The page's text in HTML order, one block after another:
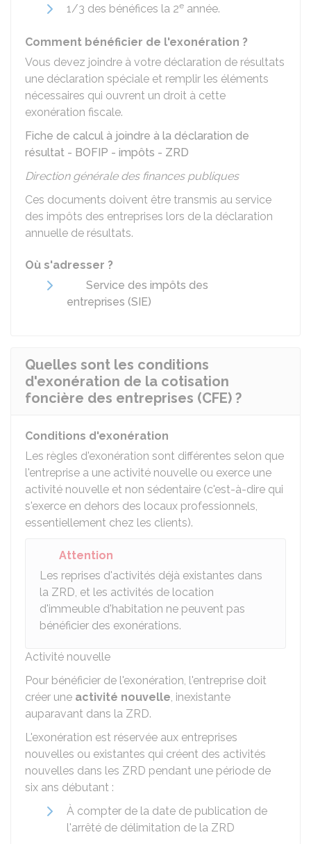
1/3 des bénéfices la 2e année.
Comment bénéficier de l'exonération ?
Vous devez joindre à votre déclaration de résultats
une déclaration spéciale et remplir les éléments
nécessaires qui ouvrent un droit à cette
exonération fiscale.
Fiche de calcul à joindre à la déclaration de
résultat - BOFIP - impôts - ZRD
Direction générale des finances publiques
Ces documents doivent être transmis au service
des impôts des entreprises lors de la déclaration
annuelle de résultats.
Où s'adresser ?
Service des impôts des
entreprises (SIE)
Quelles sont les conditions
d'exonération de la cotisation
foncière des entreprises (CFE) ?
Conditions d'exonération
Les règles d'exonération sont différentes selon que
l'entreprise a une activité nouvelle ou exerce une
activité nouvelle et non sédentaire (c'est-à-dire qui
s'exerce en dehors des locaux professionnels,
essentiellement chez les clients).
Attention
Les reprises d'activités déjà existantes dans
la ZRD, et les activités de location
d'immeuble d'habitation ne peuvent pas
bénéficier des exonérations.
Activité nouvelle
Pour bénéficier de l'exonération, l'entreprise doit
créer une activité nouvelle, inexistante
auparavant dans la ZRD.
L'exonération est réservée aux entreprises
nouvelles ou existantes qui créent des activités
nouvelles dans les ZRD pendant une période de
six ans débutant :
À compter de la date de publication de
l'arrêté de délimitation de la ZRD